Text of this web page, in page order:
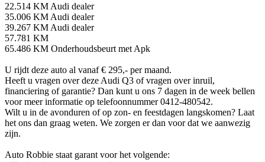
22.514 KM Audi dealer
35.006 KM Audi dealer
39.267 KM Audi dealer
57.781 KM
65.486 KM Onderhoudsbeurt met Apk
U rijdt deze auto al vanaf € 295,- per maand.
Heeft u vragen over deze Audi Q3 of vragen over inruil,
financiering of garantie? Dan kunt u ons 7 dagen in de week bellen
voor meer informatie op telefoonnummer 0412-480542.
Wilt u in de avonduren of op zon- en feestdagen langskomen? Laat
het ons dan graag weten. We zorgen er dan voor dat we aanwezig
zijn.
Auto Robbie staat garant voor het volgende: